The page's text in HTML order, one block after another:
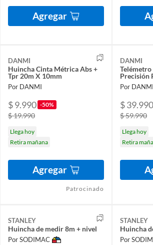
Agregar
DANMI
Huincha Cinta Métrica Abs +
Tpr 20m X 10mm
Por DANMI
$ 9.990 -50%
$ 19.990
Llega hoy
Retira mañana
Agregar
Patrocinado
DANMI
Precisión
Por DANMI
$ 39.990
$ 59.990
Llega hoy
Retira
STANLEY
Huincha de medir 8m + nivel
Por SODIMAC
STANLEY
Huincha
Por